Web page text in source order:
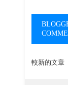
較新的文章